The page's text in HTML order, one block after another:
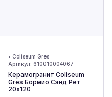
• Coliseum Gres
Артикул: 610010004067
Керамогранит Coliseum
Gres Бормио Сэнд Рет
20x120